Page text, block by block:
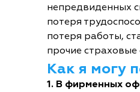
непредвиденных
потеря
потеря работы,
прочие страховые
Как я могу
1. В фирменных